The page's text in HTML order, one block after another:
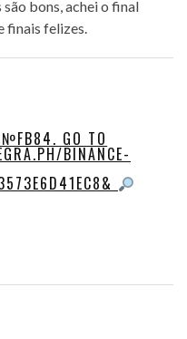
bons, achei o final
finais felizes.
№FB84. GO TO
BINANCE-